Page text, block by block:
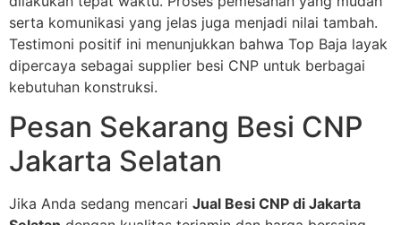
serta komunikasi yang jelas juga menjadi nilai tambah.
Testimoni positif ini menunjukkan bahwa Top Baja layak
dipercaya sebagai supplier besi CNP untuk berbagai
kebutuhan konstruksi.
Pesan Sekarang Besi CNP
Jakarta Selatan
Jika Anda sedang mencari Jual Besi CNP di Jakarta